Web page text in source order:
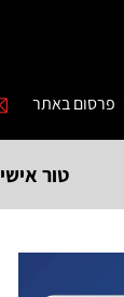
פרסום באתר
טור אישי